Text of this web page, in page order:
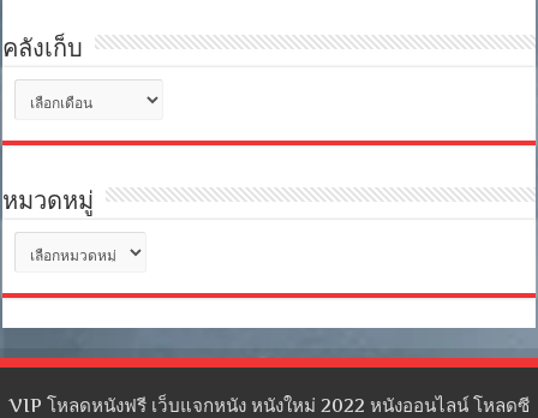
คลังเก็บ
เก็บ
หมวดหมู่
หมู่
VIP โหลดหนังฟรี เว็บแจกหนัง หนังใหม่ 2022 หนังออนไลน์ โหลดซี